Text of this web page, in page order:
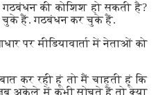
की कोशिश हो सकती है?
चुके हैं. गठबंधन कर चुके हैं.
पर मीडियावार्ता में नेताओं को
कर रही हूं तो मैं चाहती हूं कि
जब अकेले में कभी सोचते हैं तो क्या